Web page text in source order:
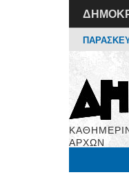
ΑΡΧΩΝ